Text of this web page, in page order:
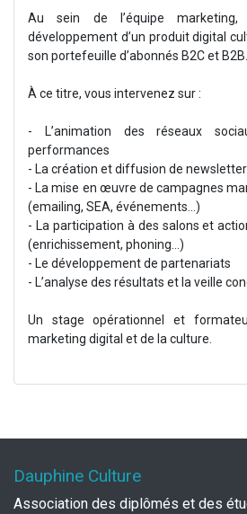
Au sein de l’équipe
développement d’un produit digital
son portefeuille d’abonnés B2C et B2B.
À ce titre, vous intervenez sur :
- L’animation des réseaux
performances
- La création et diffusion de
- La mise en œuvre de campagnes
(emailing, SEA, événements…)
- La participation à des salons et
(enrichissement, phoning...)
- Le développement de partenariats
- L’analyse des résultats et la veille
Un stage opérationnel et
marketing digital et de la culture.
Dauphine Culture
Association des diplômés et des